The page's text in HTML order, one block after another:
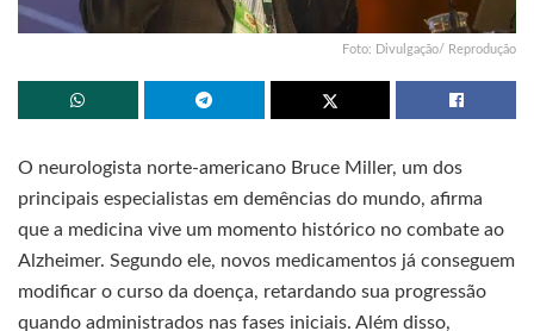
Foto: Divulgação/ Reprodução
O neurologista norte-americano Bruce Miller, um dos
principais especialistas em demências do mundo, afirma
que a medicina vive um momento histórico no combate ao
Alzheimer. Segundo ele, novos medicamentos já conseguem
modificar o curso da doença, retardando sua progressão
quando administrados nas fases iniciais. Além disso,